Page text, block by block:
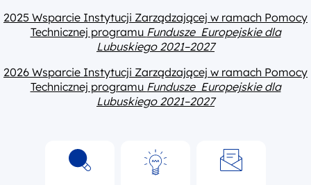
2025 Wsparcie Instytucji Zarządzającej w ramach Pomocy
Technicznej programu Fundusze Europejskie dla
Lubuskiego 2021–2027
2026 Wsparcie Instytucji Zarządzającej w ramach Pomocy
Technicznej programu Fundusze Europejskie dla
Lubuskiego 2021–2027